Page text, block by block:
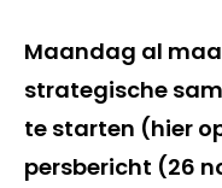
Maandag al
strategische
te starten (hier
persbericht (26